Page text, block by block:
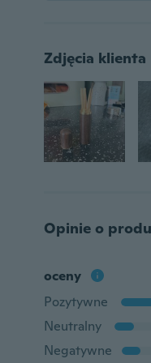
Zdjęcia klienta
Opinie o
oceny
Pozytywne
Neutralny
Negatywne